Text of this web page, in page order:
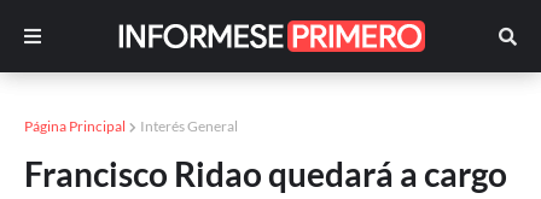
Página Principal Interés General
Francisco Ridao quedará a cargo